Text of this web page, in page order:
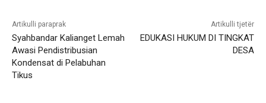
Artikulli paraprak
Syahbandar Kalianget Lemah
Awasi Pendistribusian
Kondensat di Pelabuhan
Tikus
Artikulli tjetër
EDUKASI HUKUM DI TINGKAT
DESA